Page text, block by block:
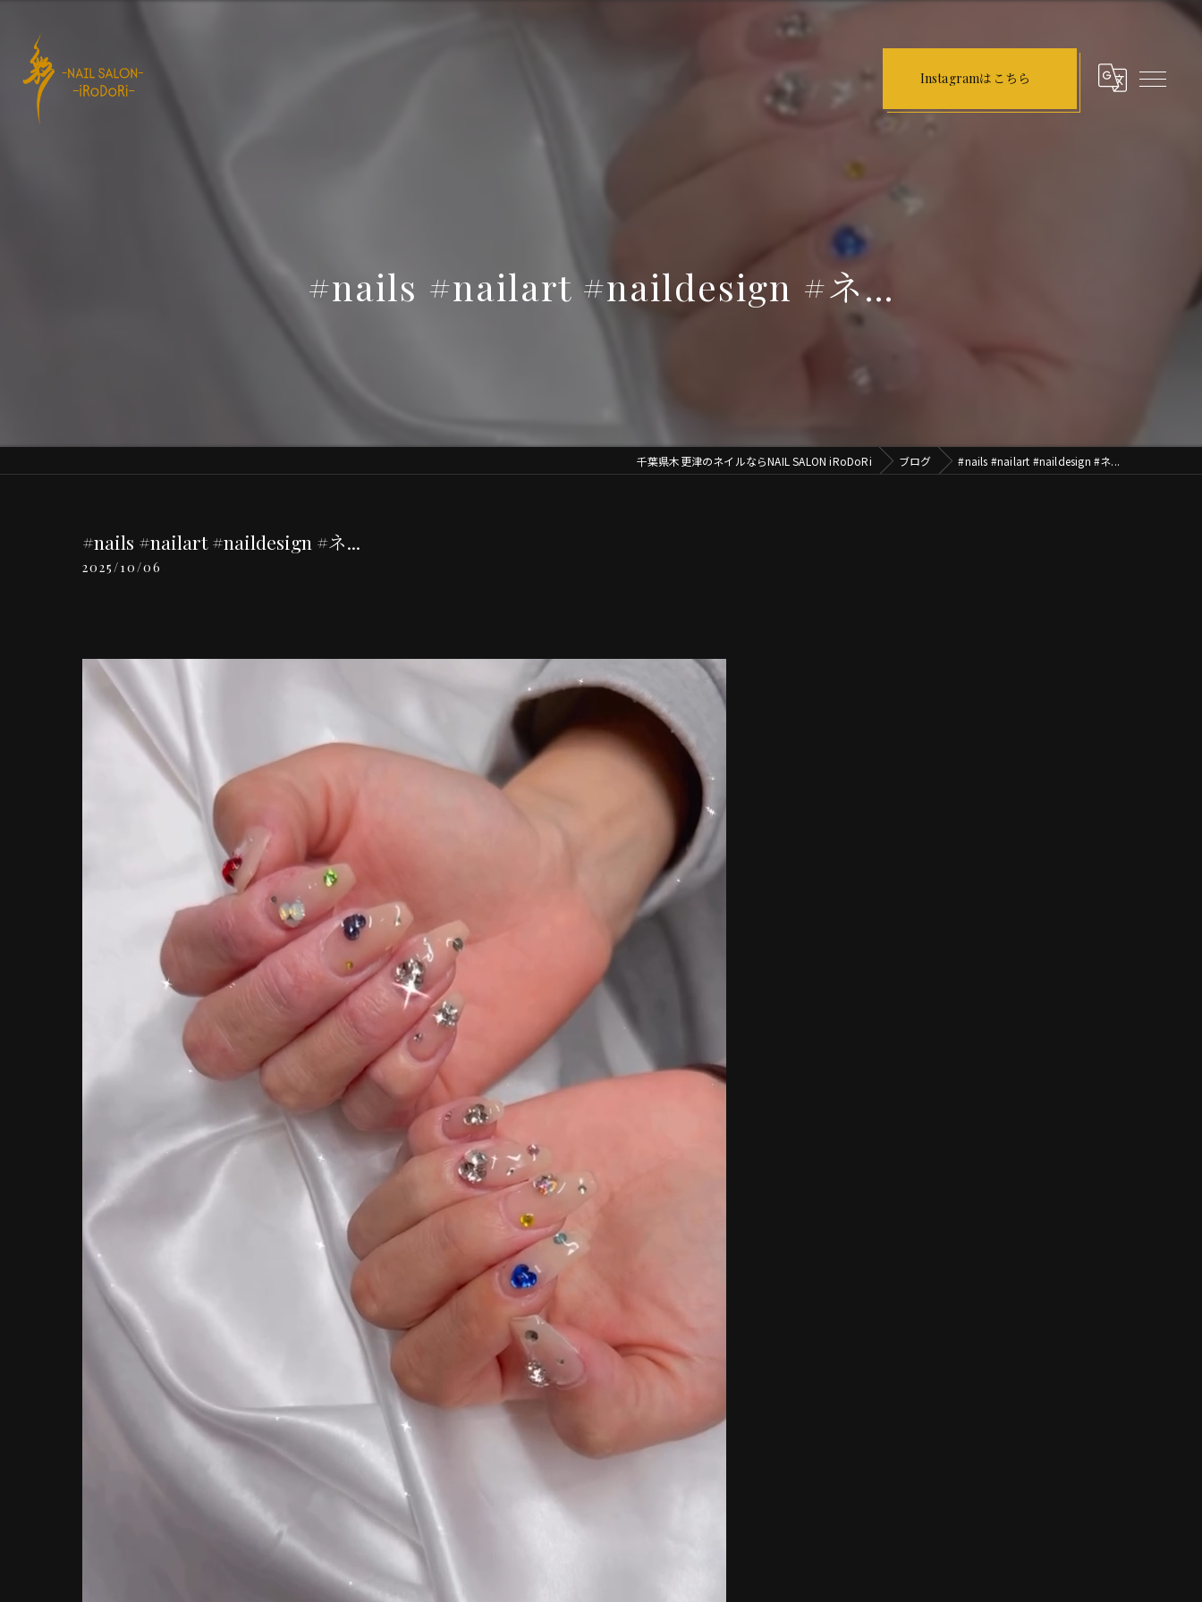
Instagramはこちら
#nails #nailart #naildesign #ネ...
千葉県木更津のネイルならNAIL SALON iRoDoRi ブログ #nails #nailart #naildesign #ネ...
#nails #nailart #naildesign #ネ...
2025/10/06